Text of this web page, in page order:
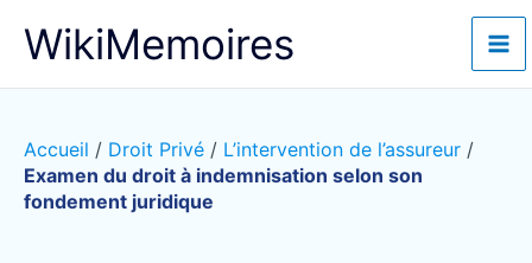
WikiMemoires
Accueil / Droit Privé / L’intervention de l’assureur /
Examen du droit à indemnisation selon son
fondement juridique